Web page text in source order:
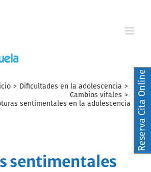
> Dificultades en la adolescencia >
Cambios vitales >
sentimentales en la adolescencia
sentimentales
Reserva Cita Online